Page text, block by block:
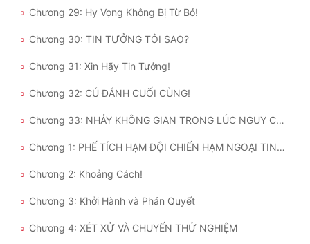
Chương 29: Hy Vọng Không Bị Từ Bỏ!
Chương 30: TIN TƯỞNG TÔI SAO?
Chương 31: Xin Hãy Tin Tưởng!
Chương 32: CÚ ĐÁNH CUỐI CÙNG!
Chương 33: NHẢY KHÔNG GIAN TRONG LÚC NGUY CẤP
Chương 1: PHẾ TÍCH HẠM ĐỘI CHIẾN HẠM NGOẠI TINH!
Chương 2: Khoảng Cách!
Chương 3: Khởi Hành và Phán Quyết
Chương 4: XÉT XỬ VÀ CHUYẾN THỬ NGHIỆM